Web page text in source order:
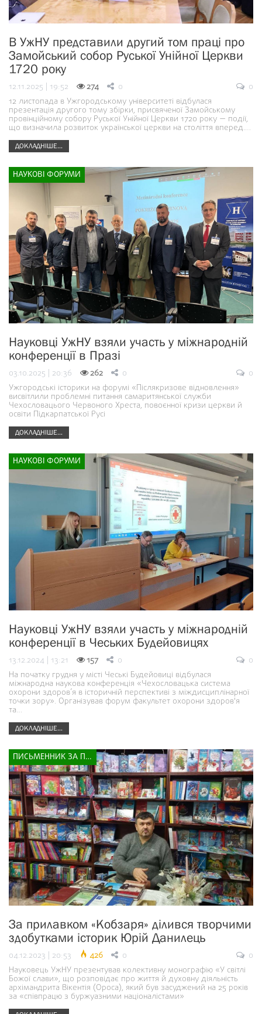
В УжНУ представили другий том праці про
Замойський собор Руської Унійної Церкви
1720 року
12.11.2025 | 19:52 274 0
0
12 листопада в Ужгородському університеті відбулася
презентація другого тому збірки, присвяченої Замойському
провінційному собору Руської Унійної Церкви 1720 року — події,
що визначила розвиток української церкви на століття вперед.…
ДОКЛАДНІШЕ...
НАУКОВІ ФОРУМИ
Науковці УжНУ взяли участь у міжнародній
конференції в Празі
03.10.2025 | 20:36 262 0
0
Ужгородські історики на форумі «Післякризове відновлення»
висвітлили проблемні питання самаритянської служби
Чехословацього Червоного Хреста, повоєнної кризи церкви й
освіти Підкарпатської Русі
ДОКЛАДНІШЕ...
НАУКОВІ ФОРУМИ
Науковці УжНУ взяли участь у міжнародній
конференції в Чеських Будейовицях
13.12.2024 | 13:21 157 0
0
На початку грудня у місті Чеські Будейовиці відбулася
міжнародна наукова конференція «Чехословацька система
охорони здоров’я в історичній перспективі з міждисциплінарної
точки зору». Організував форум факультет охорони здоров'я
та…
ДОКЛАДНІШЕ...
ПИСЬМЕННИК ЗА ПРИЛАВКОМ
За прилавком «Кобзаря» ділився творчими
здобутками історик Юрій Данилець
04.12.2023 | 20:53 426 0
0
Науковець УжНУ презентував колективну монографію «У світлі
Божої слави», що розповідає про життя й духовну діяльність
архімандрита Вікентія (Ороса), який був засуджений на 25 років
за «співпрацю з буржуазними націоналістами»